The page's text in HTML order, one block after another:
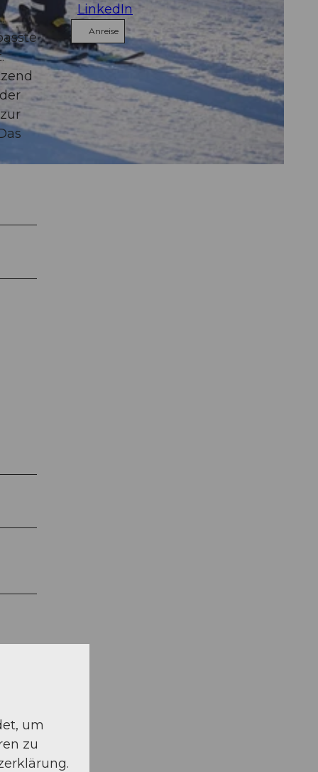
LinkedIn
Anreise
um
zu